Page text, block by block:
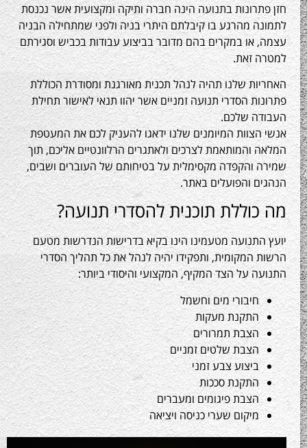
בתנועה הינה חברה ותיקה ומקצועית אשר נכנסת
מהרגע בו קיבלתם היתרי בניה ולפני שמתחילה הבניה
במקרים בהם מדובר בביצוע עבודות בכביש וסגירתם
זאת.
שלנו תהיה לנהל תכנית מאורגנת ומסודרת הכוללת
הסדרי תנועה זמניים אשר יהוו תנאי לאישור תחילת
שלכם.
המיומנים שלנו ידאגו להעניק לכם את המעטפת
והמותאמת לצרכים ולאתגרים הרלוונטיים אליכם, תוך
והקפדה מקסימלית על בטיחותם של העוברים ושבים,
והפועלים באתר.
תוכנית להסדרי תנועה?
מטעמינו הינו בקיא בדרישות הנדרשות מטעם
המקומית, ותפקידו יהיה לנהל את כל תהליך הסדרי
על הצד המקיף, המקצועי והיסודי ביותר:
חיבורי מים וחשמל
התקנת מעקות
הצבת תמרורים
הצבת שלטים זמניים
ביצוע צבע זמני
התקנת סככות
הצבת פיגומים ומעברים
מיקום שערי כניסה ויציאה